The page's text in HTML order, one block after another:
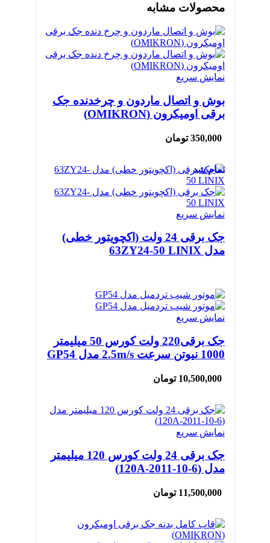
محصولات مشابه
نمایش سریع
بوش و اتصال ماردون و چرخدنده جک
برقی اومیکرون (OMIKRON)
350,000 تومان
تمام شد
نمایش سریع
جک برقی 24 ولت (اکچویتور خطی)
مدل 63ZY24-50 LINIX
نمایش سریع
جک برقی220 ولت کورس 50 میلیمتر
1000 نیوتن سرعت 2.5m/s مدل GP54
10,500,000 تومان
نمایش سریع
جک برقی 24 ولت کورس 120 میلیمتر
مدل (120A-2011-10-6)
11,500,000 تومان